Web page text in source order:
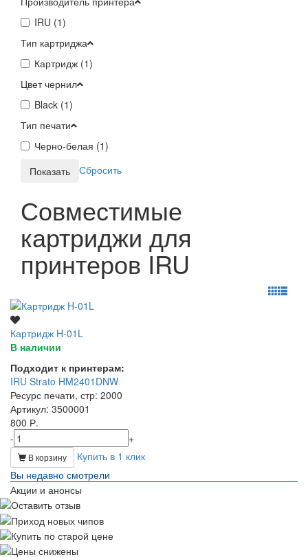
IRU (1)
Тип картриджа
Картридж (1)
Цвет чернил
Black (1)
Тип печати
Черно-белая (1)
Сбросить
Совместимые
картриджи для
принтеров IRU
Картридж H-01L
В наличии
Подходит к принтерам:
IRU Strato HM2401DNW
Ресурс печати, стр: 2000
Артикул: 3500001
800 Р.
-
+
В корзину
Купить в 1 клик
Вы недавно смотрели
Акции и анонсы